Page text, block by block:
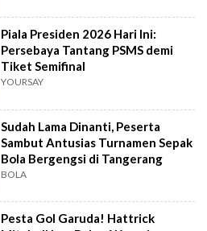
Piala Presiden 2026 Hari Ini:
Persebaya Tantang PSMS demi
Tiket Semifinal
YOURSAY
Sudah Lama Dinanti, Peserta
Sambut Antusias Turnamen Sepak
Bola Bergengsi di Tangerang
BOLA
Pesta Gol Garuda! Hattrick